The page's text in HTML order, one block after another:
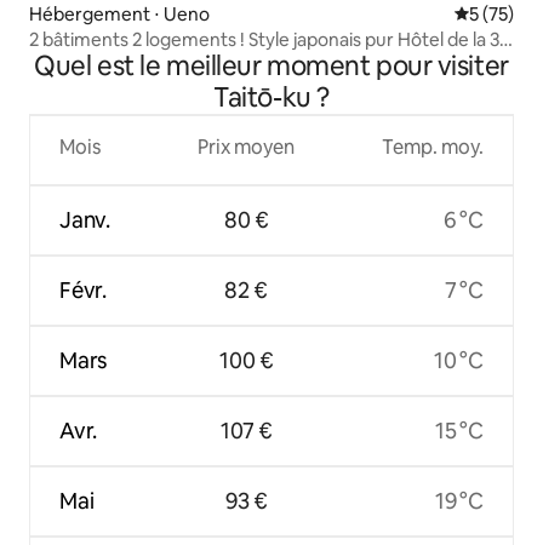
Hébergement ⋅ Ueno
5 (75)
2 bâtiments 2 logements ! Style japonais pur Hôtel de la 3e
rue [Negishi Villa] À 4 minutes à pied de la gare Plancher
chauffant Parc d'Ueno • Yanaka • Asakusa
Quel est le meilleur moment pour visiter
Taitō-ku ?
Mois
Janv.
Févr.
Mars
Avr.
Mai
Prix moyen
80 €
82 €
100 €
107 €
93 €
Temp. moy.
6 °C
7 °C
10 °C
15 °C
19 °C